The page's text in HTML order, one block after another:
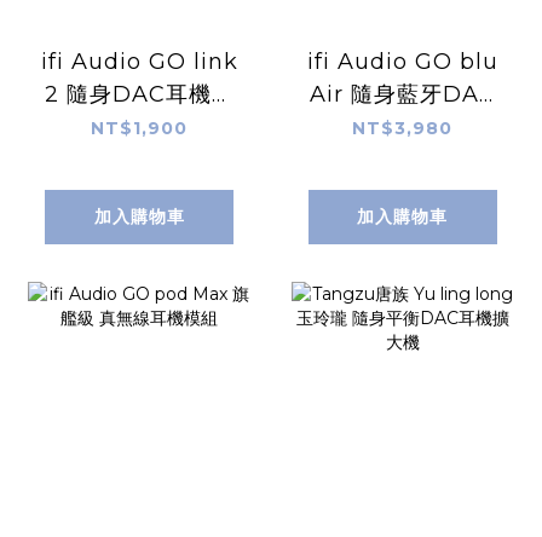
ifi Audio GO link
2 隨身DAC耳機擴
大機
NT$1,900
加入購物車
ifi Audio GO blu
Air 隨身藍牙DAC
耳擴
NT$3,980
加入購物車